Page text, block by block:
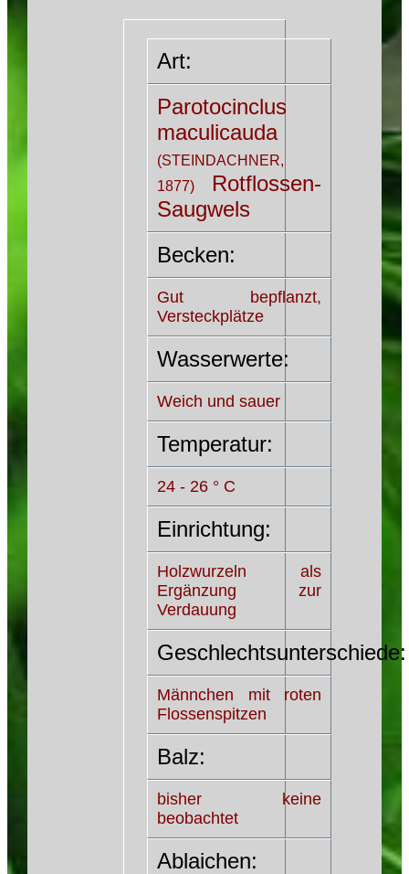
Art:
Parotocinclus
maculicauda
(STEINDACHNER,
1877)
Rotflossen-
Saugwels
Becken:
Gut bepflanzt,
Versteckplätze
Wasserwerte:
Weich und sauer
Temperatur:
24 - 26 ° C
Einrichtung:
Holzwurzeln als
Ergänzung zur
Verdauung
Geschlechtsunterschiede:
Männchen mit roten
Flossenspitzen
Balz:
bisher keine
beobachtet
Ablaichen: